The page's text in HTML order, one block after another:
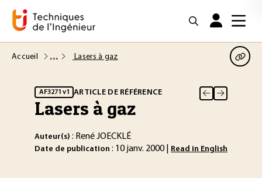
Accueil Lasers à gaz
AF3271 v1 ARTICLE DE RÉFÉRENCE
Lasers à gaz
Auteur(s) : René JOECKLÉ
Date de publication : 10 janv. 2000 | Read in English